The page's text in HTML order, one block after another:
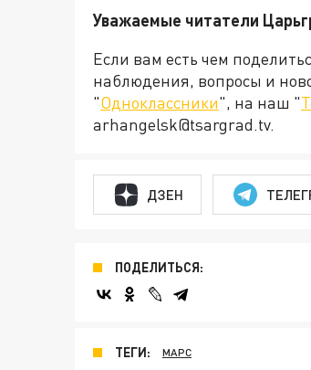
Уважаемые читатели
Если вам есть чем
наблюдения, вопросы и
"Одноклассники", на наш "
arhangelsk@tsargrad.tv.
ДЗЕН
ПОДЕЛИТЬСЯ:
ТЕГИ: МАРС